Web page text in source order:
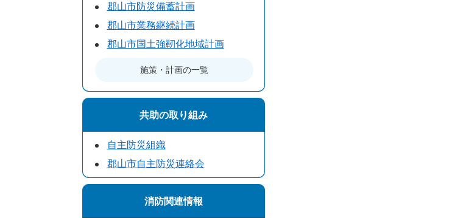
郡山市防災備蓄計画
郡山市業務継続計画
郡山市国土強靭化地域計画
施策・計画の一覧
共助の取り組み
自主防災組織
郡山市自主防災連絡会
消防関連情報